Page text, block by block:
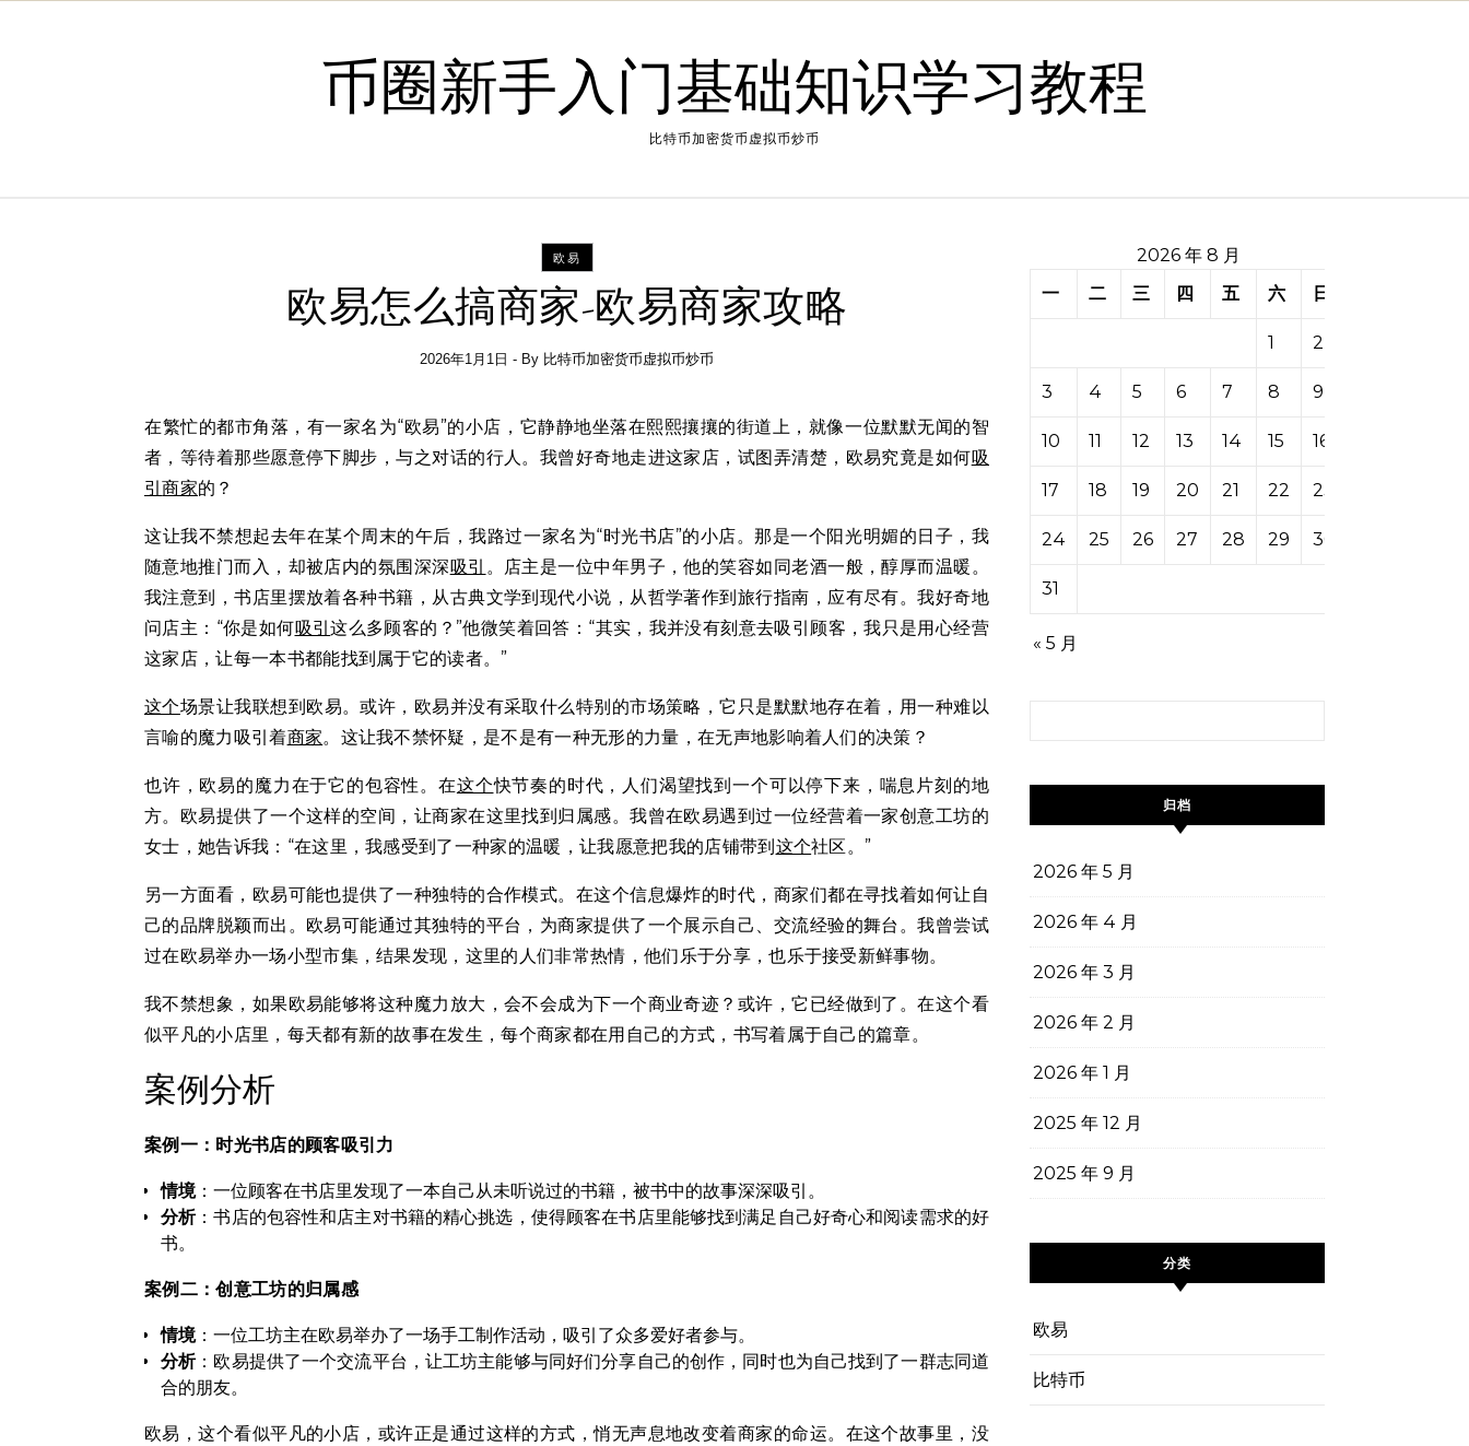
币圈新手入门基础知识学习教程
比特币加密货币虚拟币炒币
欧易
欧易怎么搞商家-欧易商家攻略
2026年1月1日 - By 比特币加密货币虚拟币炒币
在繁忙的都市角落，有一家名为“欧易”的小店，它静静地坐落在熙熙攘攘的街道上，就像一位默默无闻的智
者，等待着那些愿意停下脚步，与之对话的行人。我曾好奇地走进这家店，试图弄清楚，欧易究竟是如何吸
引商家的？
这让我不禁想起去年在某个周末的午后，我路过一家名为“时光书店”的小店。那是一个阳光明媚的日子，我
随意地推门而入，却被店内的氛围深深吸引 。店主是一位中年男子，他的笑容如同老酒一般，醇厚而温暖。
我注意到，书店里摆放着各种书籍，从古典文学到现代小说，从哲学著作到旅行指南，应有尽有。我好奇地
问店主：“你是如何吸引这么多顾客的？”他微笑着回答：“其实，我并没有刻意去吸引顾客，我只是用心经营
这家店，让每一本书都能找到属于它的读者。”
这个场景让我联想到欧易。或许，欧易并没有采取什么特别的市场策略，它只是默默地存在着，用一种难以
言喻的魔力吸引着商家。这让我不禁怀疑，是不是有一种无形的力量，在无声地影响着人们的决策？
也许，欧易的魔力在于它的包容性。在这个快节奏的时代，人们渴望找到一个可以停下来，喘息片刻的地
方。欧易提供了一个这样的空间，让商家在这里找到归属感。我曾在欧易遇到过一位经营着一家创意工坊的
女士，她告诉我：“在这里，我感受到了一种家的温暖，让我愿意把我的店铺带到这个社区。”
另一方面看，欧易可能也提供了一种独特的合作模式。在这个信息爆炸的时代，商家们都在寻找着如何让自
己的品牌脱颖而出。欧易可能通过其独特的平台，为商家提供了一个展示自己、交流经验的舞台。我曾尝试
过在欧易举办一场小型市集，结果发现，这里的人们非常热情，他们乐于分享，也乐于接受新鲜事物。
我不禁想象，如果欧易能够将这种魔力放大，会不会成为下一个商业奇迹？或许，它已经做到了。在这个看
似平凡的小店里，每天都有新的故事在发生，每个商家都在用自己的方式，书写着属于自己的篇章。
案例分析
案例一：时光书店的顾客吸引力
情境：一位顾客在书店里发现了一本自己从未听说过的书籍，被书中的故事深深吸引。
分析：书店的包容性和店主对书籍的精心挑选，使得顾客在书店里能够找到满足自己好奇心和阅读需求的好
书。
案例二：创意工坊的归属感
情境：一位工坊主在欧易举办了一场手工制作活动，吸引了众多爱好者参与。
分析：欧易提供了一个交流平台，让工坊主能够与同好们分享自己的创作，同时也为自己找到了一群志同道
合的朋友。
欧易，这个看似平凡的小店，或许正是通过这样的方式，悄无声息地改变着商家的命运。在这个故事里，没
2026 年 8 月
一
二 三 四 五 六 日
1 2
3 4 5 6 7 8 9
10 11 12 13 14 15 16
17 18 19 20 21 22 23
24 25 26 27 28 29 30
31
« 5 月
归档
2026 年 5 月
2026 年 4 月
2026 年 3 月
2026 年 2 月
2026 年 1 月
2025 年 12 月
2025 年 9 月
分类
欧易
比特币